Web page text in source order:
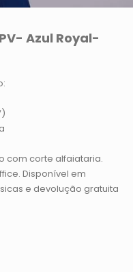
Azul Royal-
com corte alfaiataria.
Disponível em
e devolução gratuita